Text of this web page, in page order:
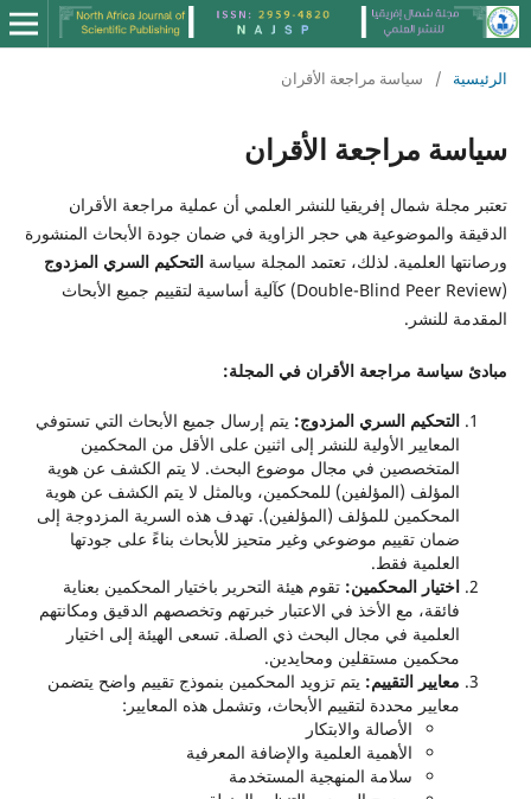
الرئيسية / سياسة مراجعة الأقران
سياسة مراجعة الأقران
تعتبر مجلة شمال إفريقيا للنشر العلمي أن عملية مراجعة الأقران
الدقيقة والموضوعية هي حجر الزاوية في ضمان جودة الأبحاث المنشورة
ورصانتها العلمية. لذلك، تعتمد المجلة سياسة التحكيم السري المزدوج
(Double-Blind Peer Review) كآلية أساسية لتقييم جميع الأبحاث
المقدمة للنشر.
مبادئ سياسة مراجعة الأقران في المجلة:
التحكيم السري المزدوج: يتم إرسال جميع الأبحاث التي تستوفي
المعايير الأولية للنشر إلى اثنين على الأقل من المحكمين
المتخصصين في مجال موضوع البحث. لا يتم الكشف عن هوية
المؤلف (المؤلفين) للمحكمين، وبالمثل لا يتم الكشف عن هوية
المحكمين للمؤلف (المؤلفين). تهدف هذه السرية المزدوجة إلى
ضمان تقييم موضوعي وغير متحيز للأبحاث بناءً على جودتها
العلمية فقط.
اختيار المحكمين: تقوم هيئة التحرير باختيار المحكمين بعناية
فائقة، مع الأخذ في الاعتبار خبرتهم وتخصصهم الدقيق ومكانتهم
العلمية في مجال البحث ذي الصلة. تسعى الهيئة إلى اختيار
محكمين مستقلين ومحايدين.
معايير التقييم: يتم تزويد المحكمين بنموذج تقييم واضح يتضمن
معايير محددة لتقييم الأبحاث، وتشمل هذه المعايير:
الأصالة والابتكار
الأهمية العلمية والإضافة المعرفية
سلامة المنهجية المستخدمة